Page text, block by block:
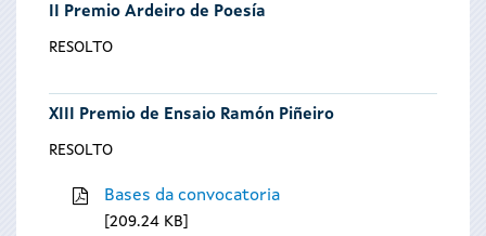
II Premio Ardeiro de Poesía
RESOLTO
XIII Premio de Ensaio Ramón Piñeiro
RESOLTO
Bases da convocatoria
209.24 KB